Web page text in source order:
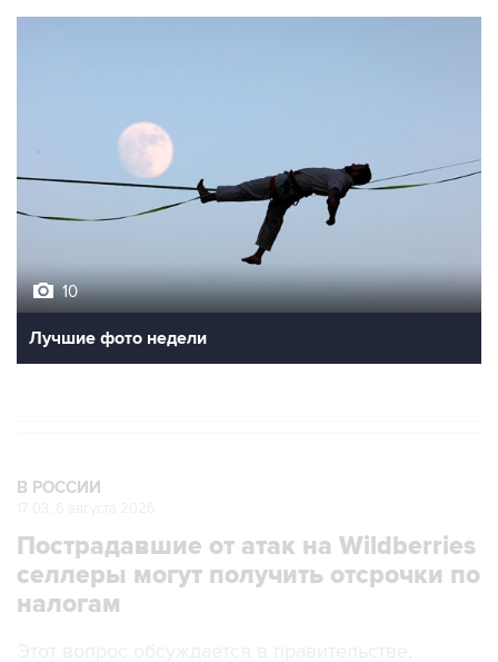
10
Лучшие фото недели
В РОССИИ
Пострадавшие от атак на Wildberries
селлеры могут получить отсрочки по
налогам